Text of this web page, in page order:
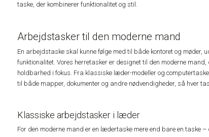
taske, der kombinerer funktionalitet og stil.
Arbejdstasker til den moderne mand
En arbejdstaske skal kunne følge med til både kontoret og møder,
funktionalitet. Vores herretasker er designet til den moderne
holdbarhed i fokus. Fra klassiske læder-modeller og
til både mapper, dokumenter og andre nødvendigheder, så hver
Klassiske arbejdstasker i læder
For den moderne mand er en lædertaske mere end bare en taske